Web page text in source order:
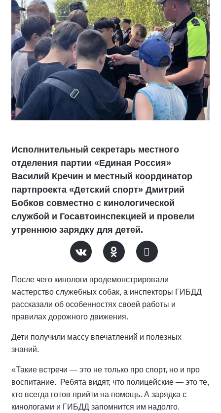
Исполнительный секретарь местного
отделения партии «Единая Россия»
Василий Кречин и местный координатор
партпроекта «Детский спорт» Дмитрий
Бобков совместно с кинологической
службой и Госавтоинспекцией и провели
утреннюю зарядку для детей.
После чего кинологи продемонстрировали
мастерство служебных собак, а инспекторы ГИБДД
рассказали об особенностях своей работы и
правилах дорожного движения.
Дети получили массу впечатлений и полезных
знаний.
«Такие встречи — это не только про спорт, но и про
воспитание. Ребята видят, что полицейские — это те,
кто всегда готов прийти на помощь. А зарядка с
кинологами и ГИБДД запомнится им надолго.